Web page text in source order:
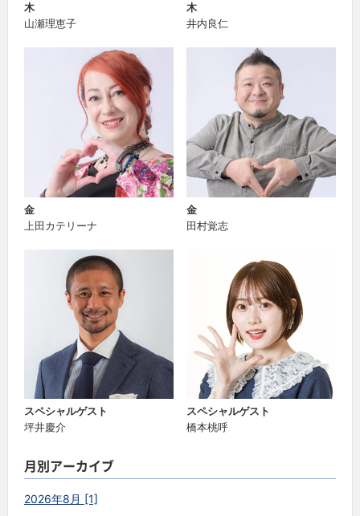
木
山瀬理恵子
木
井内良仁
金
上田カテリーナ
金
田村覚志
スペシャルゲスト
坪井慶介
スペシャルゲスト
橋本桃呼
月別アーカイブ
2026年8月 [1]